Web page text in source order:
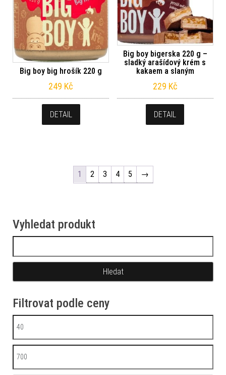
Big boy big hrošík 220 g
249 Kč
DETAIL
Big boy bigerska 220 g –
sladký arašídový krém s
kakaem a slaným
229 Kč
DETAIL
1 2 3 4 5 →
Vyhledat produkt
Filtrovat podle ceny
Minimální cena
Maximální cena